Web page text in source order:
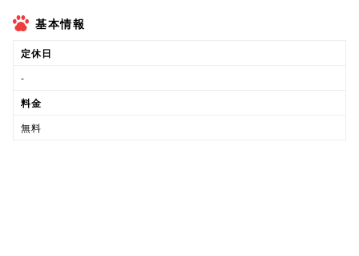
基本情報
定休日
-
料金
無料